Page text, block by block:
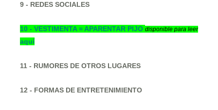
9 - REDES SOCIALES
10 - VESTIMENTA = APARENTAR PIJO disponible para leer
aquí
11 - RUMORES DE OTROS LUGARES
12 - FORMAS DE ENTRETENIMIENTO